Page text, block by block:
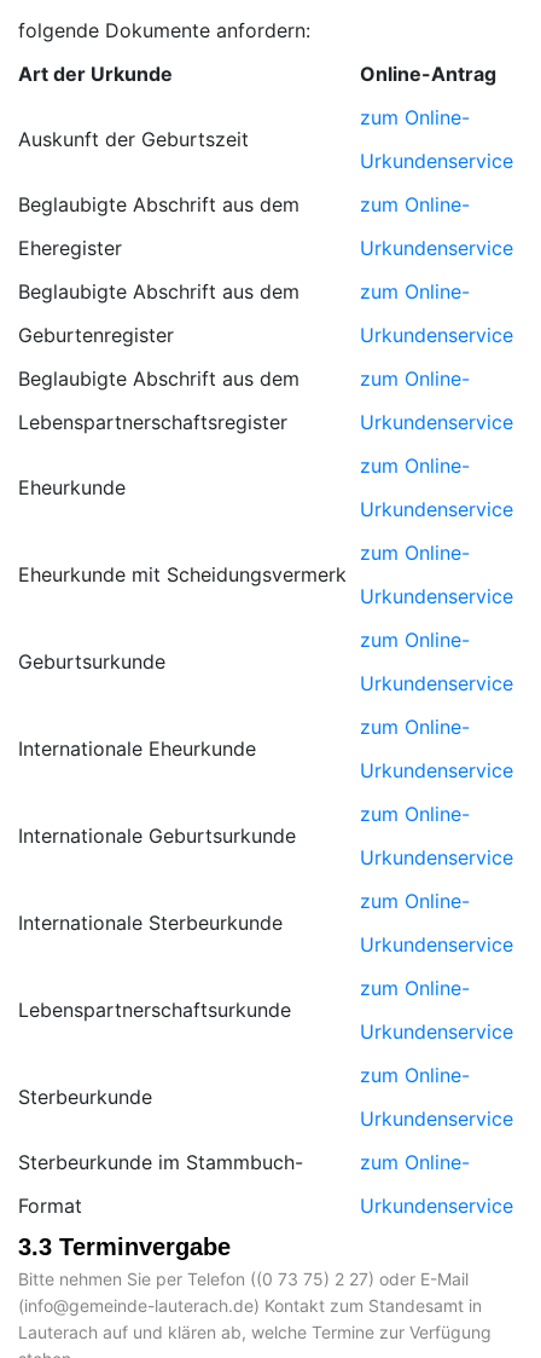
folgende Dokumente anfordern:
Art der Urkunde
Online-Antrag
Auskunft der Geburtszeit
zum Online-
Urkundenservice
Beglaubigte Abschrift aus dem
Eheregister
zum Online-
Urkundenservice
Beglaubigte Abschrift aus dem
Geburtenregister
zum Online-
Urkundenservice
Beglaubigte Abschrift aus dem
Lebenspartnerschaftsregister
zum Online-
Urkundenservice
Eheurkunde
zum Online-
Urkundenservice
Eheurkunde mit Scheidungsvermerk
zum Online-
Urkundenservice
Geburtsurkunde
zum Online-
Urkundenservice
Internationale Eheurkunde
zum Online-
Urkundenservice
Internationale Geburtsurkunde
zum Online-
Urkundenservice
Internationale Sterbeurkunde
zum Online-
Urkundenservice
Lebenspartnerschaftsurkunde
zum Online-
Urkundenservice
Sterbeurkunde
zum Online-
Urkundenservice
Sterbeurkunde im Stammbuch-
Format
zum Online-
Urkundenservice
3.3 Terminvergabe
Bitte nehmen Sie per Telefon (
) oder E-Mail
(
) Kontakt zum Standesamt in
Lauterach auf und klären ab, welche Termine zur Verfügung